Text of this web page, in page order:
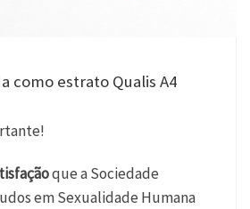
como estrato Qualis A4
que a Sociedade
em Sexualidade Humana